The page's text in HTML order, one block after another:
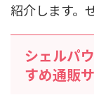
紹介します。
シェルパ
すめ通販